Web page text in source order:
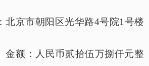
北京市朝阳区光华路4号院1号楼
金额：人民币贰拾伍万捌仟元整